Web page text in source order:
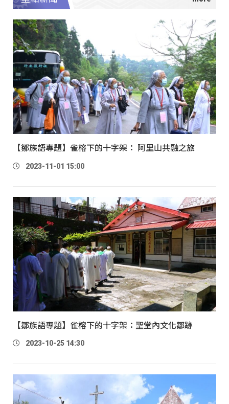
【鄒族語專題】雀榕下的十字架： 阿里山共融之旅
2023-11-01 15:00
【鄒族語專題】雀榕下的十字架：聖堂內文化鄒跡
2023-10-25 14:30